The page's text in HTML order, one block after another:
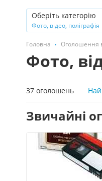
Оберіть категорію
Фото, відео, поліграфія
Головна Оголошення в
Фото,
37 оголошень
Звичайні